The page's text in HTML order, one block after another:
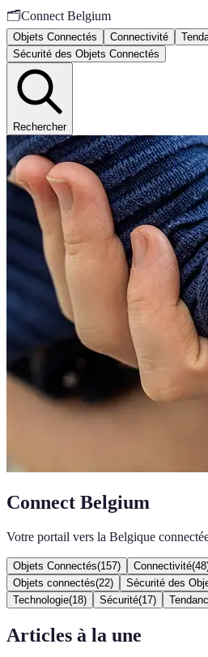
🗂️Connect Belgium
Objets Connectés Connectivité
Sécurité des Objets Connectés
Rechercher
Connect Belgium
Votre portail vers la Belgique
Objets Connectés(157) Connectivité(48
Objets connectés(22) Sécurité des
Technologie(18) Sécurité(17)
Articles à la une